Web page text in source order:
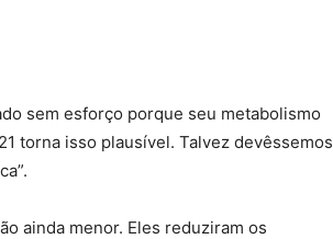
sem esforço porque seu metabolismo
torna isso plausível. Talvez devêssemos
ainda menor. Eles reduziram os